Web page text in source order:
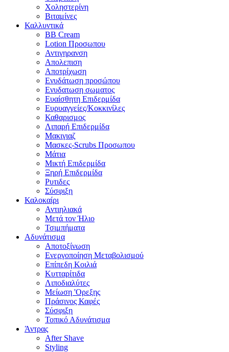
Χοληστερίνη
Βιταμίνες
Καλλυντικά
BB Cream
Lotion Προσωπου
Αντιγηρανση
Απολεπιση
Αποτρίχωση
Ενυδάτωση προσώπου
Ενυδατωση σωματος
Ευαίσθητη Επιδερμίδα
Ευρυαγγείες/Κοκκινίλες
Καθαρισμος
Λιπαρή Επιδερμίδα
Μακιγιαζ
Μασκες-Scrubs Προσωπου
Μάτια
Μικτή Επιδερμίδα
Ξηρή Επιδερμίδα
Ρυτιδες
Σύσφιξη
Καλοκαίρι
Αντιηλιακά
Μετά τον Ήλιο
Τσιμπήματα
Αδυνάτισμα
Αποτοξίνωση
Ενεργοποίηση Μεταβολισμού
Επίπεδη Κοιλιά
Κυτταρίτιδα
Λιποδιαλύτες
Μείωση 'Ορεξης
Πράσινος Καφές
Σύσφιξη
Τοπικό Αδυνάτισμα
Άντρας
After Shave
Styling